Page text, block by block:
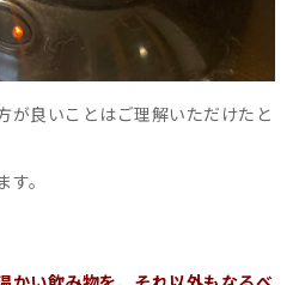
が良いことはご理解いただけたと
。